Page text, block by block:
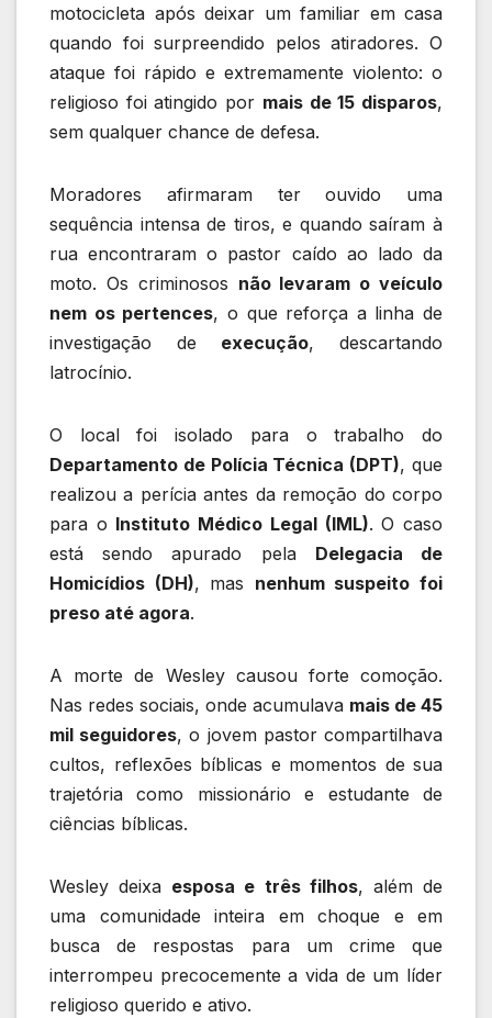
motocicleta após deixar um familiar em casa
quando foi surpreendido pelos atiradores. O
ataque foi rápido e extremamente violento: o
religioso foi atingido por mais de 15 disparos,
sem qualquer chance de defesa.
Moradores afirmaram ter ouvido uma
sequência intensa de tiros, e quando saíram à
rua encontraram o pastor caído ao lado da
moto. Os criminosos não levaram o veículo
nem os pertences, o que reforça a linha de
investigação de execução, descartando
latrocínio.
O local foi isolado para o trabalho do
Departamento de Polícia Técnica (DPT), que
realizou a perícia antes da remoção do corpo
para o Instituto Médico Legal (IML). O caso
está sendo apurado pela Delegacia de
Homicídios (DH), mas nenhum suspeito foi
preso até agora.
A morte de Wesley causou forte comoção.
Nas redes sociais, onde acumulava mais de 45
mil seguidores, o jovem pastor compartilhava
cultos, reflexões bíblicas e momentos de sua
trajetória como missionário e estudante de
ciências bíblicas.
Wesley deixa esposa e três filhos, além de
uma comunidade inteira em choque e em
busca de respostas para um crime que
interrompeu precocemente a vida de um líder
religioso querido e ativo.